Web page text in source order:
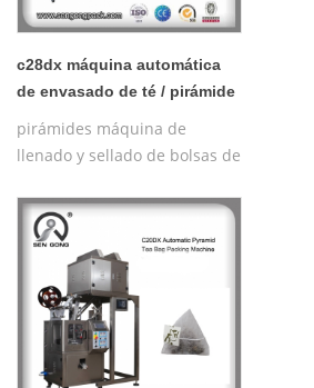
c28dx máquina automática
de envasado de té / pirámide
pirámides máquina de
llenado y sellado de bolsas de
pirámide de nylon automática
/ empaquetadora de bolsas
plana interior y exterior